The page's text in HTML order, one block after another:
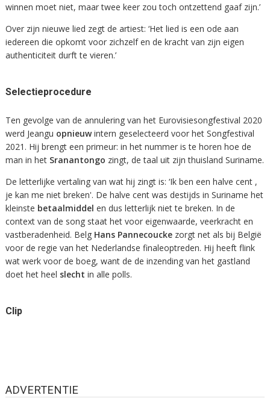
winnen moet niet, maar twee keer zou toch ontzettend gaaf zijn.’
Over zijn nieuwe lied zegt de artiest: ‘Het lied is een ode aan
iedereen die opkomt voor zichzelf en de kracht van zijn eigen
authenticiteit durft te vieren.’
Selectieprocedure
Ten gevolge van de annulering van het Eurovisiesongfestival 2020
werd Jeangu opnieuwintern geselecteerd voor het Songfestival
2021. Hij brengt een primeur: in het nummer is te horen hoe de
man in het Sranantongo zingt, de taal uit zijn thuisland Suriname.
De letterlijke vertaling van wat hij zingt is: ‘Ik ben een halve cent ,
je kan me niet breken'. De halve cent was destijds in Suriname het
kleinste betaalmiddel en dus letterlijk niet te breken. In de
context van de song staat het voor eigenwaarde, veerkracht en
vastberadenheid. Belg Hans Pannecouckezorgt net als bij België
voor de regie van het Nederlandse finaleoptreden. Hij heeft flink
wat werk voor de boeg, want de de inzending van het gastland
doet het heel slecht in alle polls.
Clip
ADVERTENTIE